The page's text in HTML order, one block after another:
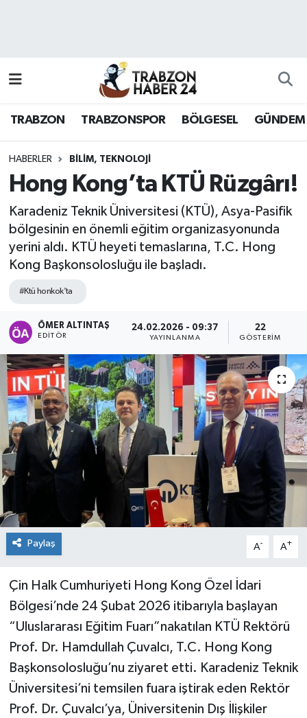
TRABZON TRABZONSPOR BÖLGESEL GÜNDEM
HABERLER BILIM, TEKNOLOJI
Hong Kong’ta KTÜ Rüzgârı!
Karadeniz Teknik Üniversitesi (KTÜ), Asya-Pasifik
bölgesinin en önemli eğitim organizasyonunda
yerini aldı. KTÜ heyeti temaslarına, T.C. Hong
Kong Başkonsolosluğu ile başladı.
#Ktü honkok’ta
ÖMER ALTINTAŞ
EDITÖR
24.02.2026 - 09:37
YAYINLANMA
22
GÖSTERIM
Paylaş A- A+
Çin Halk Cumhuriyeti Hong Kong Özel İdari
Bölgesi’nde 24 Şubat 2026 itibarıyla başlayan
“Uluslararası Eğitim Fuarı”nakatılan KTÜ Rektörü
Prof. Dr. Hamdullah Çuvalcı, T.C. Hong Kong
Başkonsolosluğu’nu ziyaret etti. Karadeniz Teknik
Üniversitesi’ni temsilen fuara iştirak eden Rektör
Prof. Dr. Çuvalcı’ya, Üniversitenin Dış İlişkiler
Hava Durumu
Namaz Vakitleri
Trafik Durumu
Süper Lig Puan Durumu ve Fikstür
Tüm Manşetler
Son Dakika Haberleri
Haber Arşivi